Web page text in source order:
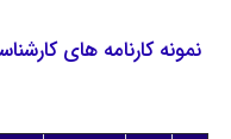
نمونه کارنامه های